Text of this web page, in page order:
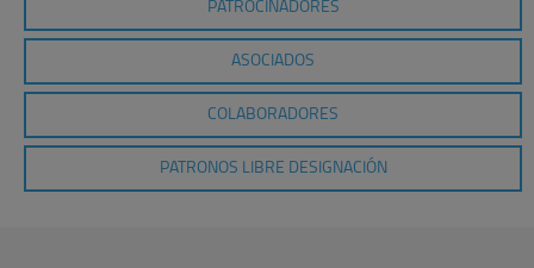
PATROCINADORES
ASOCIADOS
COLABORADORES
PATRONOS LIBRE DESIGNACIÓN